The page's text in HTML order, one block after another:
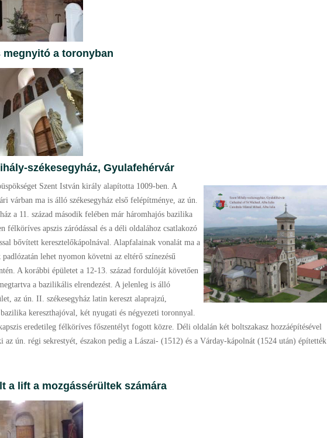
megnyitó a toronyban
székesegyház, Gyulafehérvár
Szent István király alapította 1009-ben. A
várban ma is álló székesegyház első felépítménye, az ún.
a 11. század második felében már háromhajós bazilika
félköríves apszis záródással és a déli oldalához csatlakozó
bővített keresztelőkápolnával. Alapfalainak vonalát ma a
lehet nyomon követni az eltérő színezésű
A korábbi épületet a 12-13. század fordulóját követően
a bazilikális elrendezést. A jelenleg is álló
az ún. II. székesegyház latin kereszt alaprajzú,
kereszthajóval, két nyugati és négyezeti toronnyal.
eredetileg félköríves főszentélyt fogott közre. Déli oldalán két boltszakasz hozzáépítésével
az ún. régi sekrestyét, északon pedig a Lászai- (1512) és a Várday-kápolnát (1524 után) építették
a lift a mozgássérültek számára